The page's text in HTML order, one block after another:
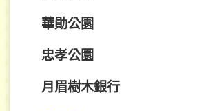
華勛公園
忠孝公園
月眉樹木銀行